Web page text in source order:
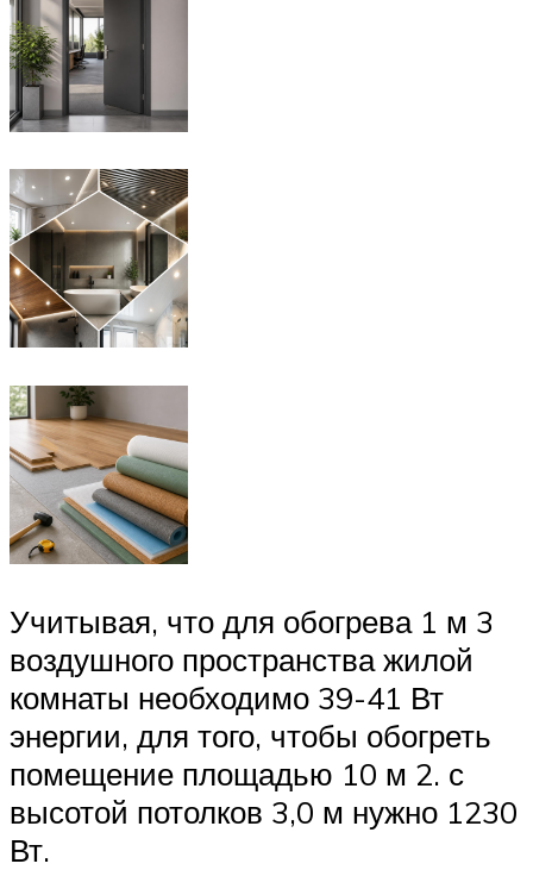
Учитывая, что для обогрева 1 м 3
воздушного пространства жилой
комнаты необходимо 39-41 Вт
энергии, для того, чтобы обогреть
помещение площадью 10 м 2. с
высотой потолков 3,0 м нужно 1230
Вт.